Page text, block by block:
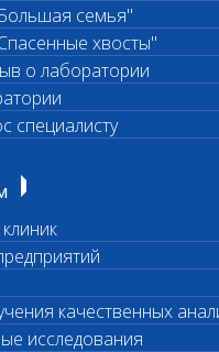
семья"
хвосты"
о лаборатории
специалисту
качественных
исследования
исследования